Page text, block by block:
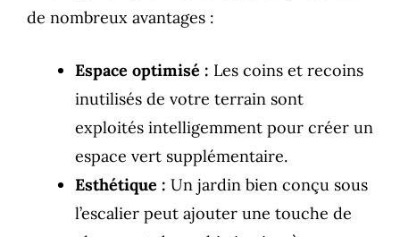
de nombreux avantages :
Espace optimisé : Les coins et recoins
inutilisés de votre terrain sont
exploités intelligemment pour créer un
espace vert supplémentaire.
Esthétique : Un jardin bien conçu sous
l’escalier peut ajouter une touche de